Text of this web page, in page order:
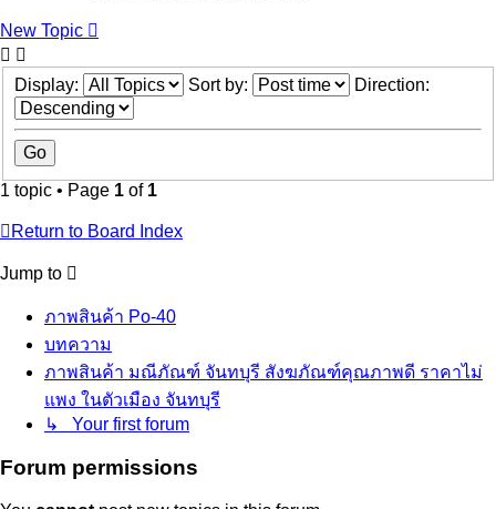
New Topic
Display: Sort by: Direction:
1 topic • Page 1 of 1
Return to Board Index
Jump to
ภาพสินค้า Po-40
บทความ
ภาพสินค้า มณีภัณฑ์ จันทบุรี สังฆภัณฑ์คุณภาพดี ราคาไม่
แพง ในตัวเมือง จันทบุรี
↳ Your first forum
Forum permissions